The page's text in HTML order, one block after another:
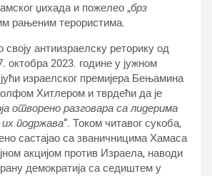
џихада и пожелео „брз
рањеним терористима.
своју антиизраелску реторику од
октобра 2023. године у јужном
израелског премијера Бењамина
Хитлером и тврдећи да је
отворено разговара са лидерима
подржава“. Током читавог сукоба,
састајао са званичницима Хамаса
акцијом против Израела, наводи
демократија са седиштем у